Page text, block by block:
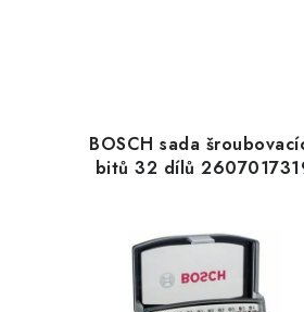
BOSCH sada
bitů 32 dílů